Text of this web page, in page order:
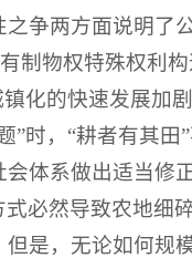
争两方面说明了
制物权特殊权利
化的快速发展加
”时，“耕者有其田
体系做出适当修正
必然导致农地细
是，无论如何规